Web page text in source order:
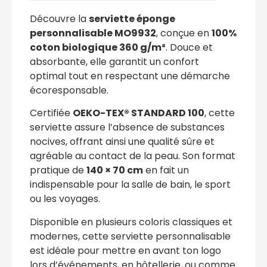
Découvre laserviette éponge
personnalisable MO9932, conçue en100%
coton biologique 360 g/m². Douce et
absorbante, elle garantit un confort
optimal tout en respectant une démarche
écoresponsable.
Certifiée OEKO-TEX® STANDARD 100, cette
serviette assure l’absence de substances
nocives, offrant ainsi une qualité sûre et
agréable au contact de la peau. Son format
pratique de140 × 70 cmen fait un
indispensable pour la salle de bain, le sport
ou les voyages.
Disponible en plusieurs coloris classiques et
modernes, cette serviette personnalisable
est idéale pour mettre en avant ton logo